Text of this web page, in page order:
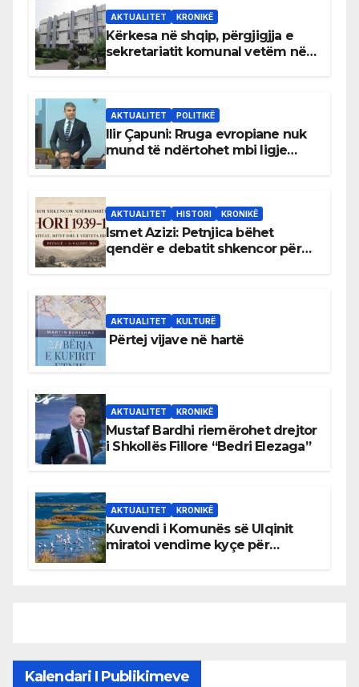
AKTUALITET KRONIKË
Kërkesa në shqip, përgjigjja e
sekretariatit komunal vetëm në
AKTUALITET POLITIKË
Ilir Çapuni: Rruga evropiane nuk
mund të ndërtohet mbi ligje
AKTUALITET HISTORI KRONIKË
Ismet Azizi: Petnjica bëhet
qendër e debatit shkencor për
AKTUALITET KULTURË
Përtej vijave në hartë
AKTUALITET KRONIKË
Mustaf Bardhi riemërohet drejtor
i Shkollës Fillore “Bedri Elezaga”
AKTUALITET KRONIKË
Kuvendi i Komunës së Ulqinit
miratoi vendime kyçe për
Kalendari I Publikimeve